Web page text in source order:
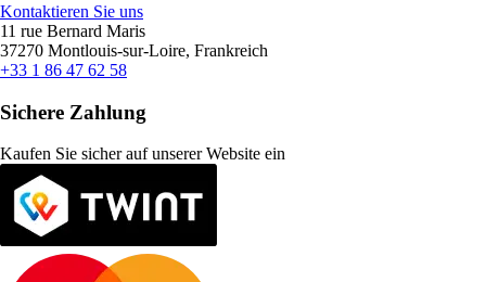
Kontaktieren Sie uns
11 rue Bernard Maris
37270 Montlouis-sur-Loire, Frankreich
+33 1 86 47 62 58
Sichere Zahlung
Kaufen Sie sicher auf unserer Website ein